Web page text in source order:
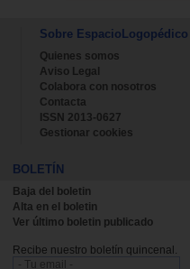
Sobre EspacioLogopédico
Quienes somos
Aviso Legal
Colabora con nosotros
Contacta
ISSN 2013-0627
Gestionar cookies
BOLETÍN
Baja del boletin
Alta en el boletin
Ver último boletin publicado
Recibe nuestro boletín quincenal.